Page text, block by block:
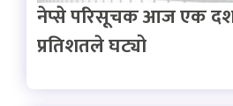
नेप्से परिसूचक आज एक
प्रतिशतले घट्यो